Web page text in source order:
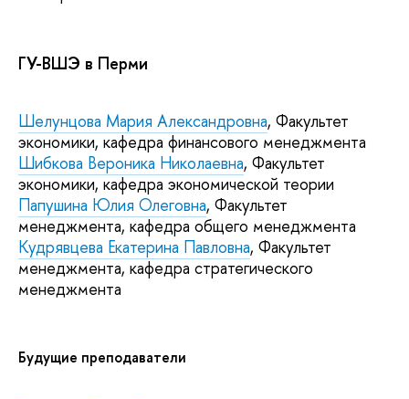
ГУ-ВШЭ в Перми
Шелунцова Мария Александровна, Факультет
экономики, кафедра финансового менеджмента
Шибкова Вероника Николаевна, Факультет
экономики, кафедра экономической теории
Папушина Юлия Олеговна, Факультет
менеджмента, кафедра общего менеджмента
Кудрявцева Екатерина Павловна, Факультет
менеджмента, кафедра стратегического
менеджмента
Будущие преподаватели